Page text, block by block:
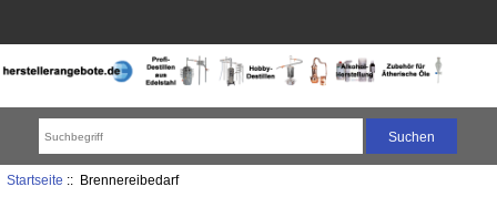
Startseite :: Brennereibedarf